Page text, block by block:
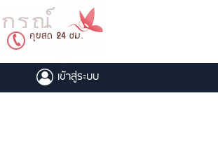
เข้าสู่ระบบ